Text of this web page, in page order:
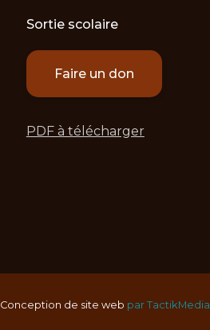
Sortie scolaire
Faire un don
PDF à télécharger
Conception de site web par TactikMedia